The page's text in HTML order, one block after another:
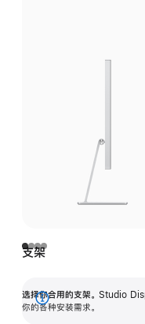
支架
选择你合用的支架。 Studio
你的各种安装需求。
展